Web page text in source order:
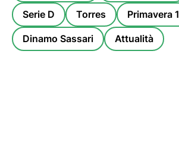
Serie D Torres Primavera 1
Dinamo Sassari Attualità